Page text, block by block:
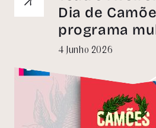
Dia de
programa
4 Junho 2026